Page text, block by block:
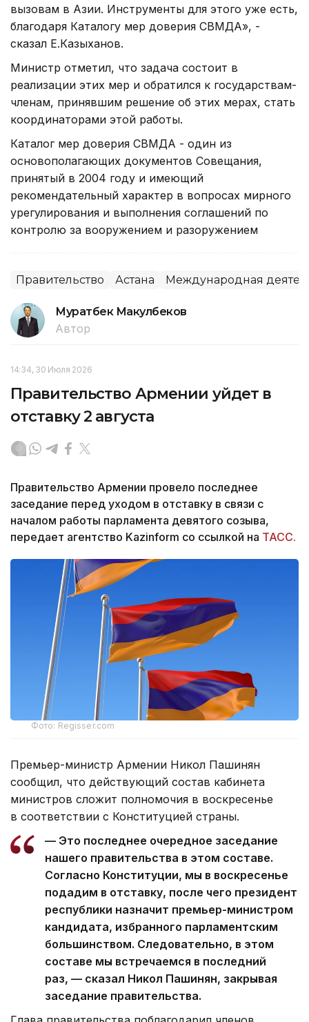
вызовам в Азии. Инструменты для этого уже есть,
благодаря Каталогу мер доверия СВМДА», -
сказал Е.Казыханов.
Министр отметил, что задача состоит в
реализации этих мер и обратился к государствам-
членам, принявшим решение об этих мерах, стать
координаторами этой работы.
Каталог мер доверия СВМДА - один из
основополагающих документов Совещания,
принятый в 2004 году и имеющий
рекомендательный характер в вопросах мирного
урегулирования и выполнения соглашений по
контролю за вооружением и разоружением
Правительство Астана Международная
Муратбек Макулбеков
Автор
14:34, 30 Июля 2026
Правительство Армении уйдет в
отставку 2 августа
Правительство Армении провело последнее
заседание перед уходом в отставку в связи с
началом работы парламента девятого созыва,
передает агентство Kazinform со ссылкой на ТАСС.
Фото: Regisser.com
Премьер-министр Армении Никол Пашинян
сообщил, что действующий состав кабинета
министров сложит полномочия в воскресенье
в соответствии с Конституцией страны.
— Это последнее очередное заседание
нашего правительства в этом составе.
Согласно Конституции, мы в воскресенье
подадим в отставку, после чего президент
республики назначит премьер-министром
кандидата, избранного парламентским
большинством. Следовательно, в этом
составе мы встречаемся в последний
раз, — сказал Никол Пашинян, закрывая
заседание правительства.